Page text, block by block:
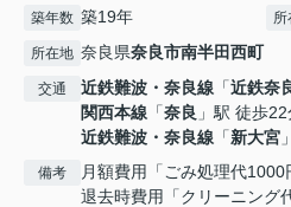
築年数 築19年 所
所在地 奈良県奈良市南半田西町
交通 近鉄難波・奈良線 「近鉄奈
関西本線 「奈良 」駅 徒歩
近鉄難波・奈良線 「新大宮
備考
月額費用「ごみ処理代1000
退去時費用「クリーニング